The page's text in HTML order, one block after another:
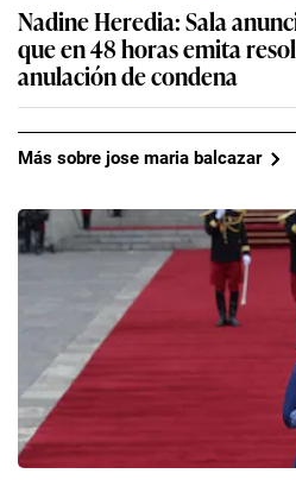
Nadine Heredia: Sala
que en 48 horas emita
anulación de condena
Más sobre jose maria balcazar